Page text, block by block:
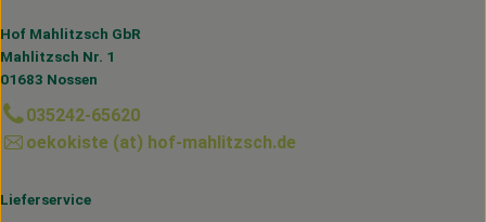
Hof Mahlitzsch GbR
Mahlitzsch Nr. 1
01683 Nossen
035242-65620
oekokiste (at) hof-mahlitzsch.de
Lieferservice